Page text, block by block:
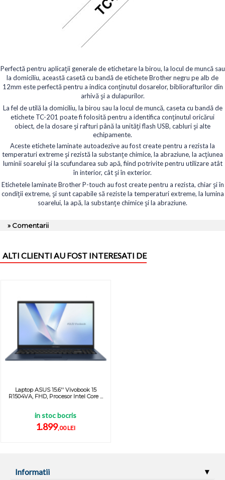
Perfectă pentru aplicații generale de etichetare la birou, la locul de muncă sau
la domiciliu, această casetă cu bandă de etichete Brother negru pe alb de
12mm este perfectă pentru a indica conținutul dosarelor, bibliorafturilor din
arhivă și a dulapurilor.
La fel de utilă la domiciliu, la birou sau la locul de muncă, caseta cu bandă de
etichete TC-201 poate fi folosită pentru a identifica conținutul oricărui
obiect, de la dosare și rafturi până la unități flash USB, cabluri și alte
echipamente.
Aceste etichete laminate autoadezive au fost create pentru a rezista la
temperaturi extreme și rezistă la substanțe chimice, la abraziune, la acțiunea
luminii soarelui și la scufundarea sub apă, fiind potrivite pentru utilizare atât
în interior, cât și în exterior.
Etichetele laminate Brother P-touch au fost create pentru a rezista, chiar și în
condiții extreme, și sunt capabile să reziste la temperaturi extreme, la lumina
soarelui, la apă, la substanțe chimice și la abraziune.
» Comentarii
ALTI CLIENTI AU FOST INTERESATI DE
Laptop ASUS 15.6'' Vivobook 15
R1504VA, FHD, Procesor Intel Core ...
in stoc bocris
1.899,00 LEI
Informatii